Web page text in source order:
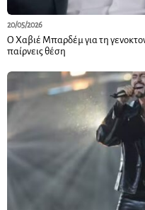
20/05/2026
Ο Χαβιέ Μπαρδέμ για τη
παίρνεις θέση